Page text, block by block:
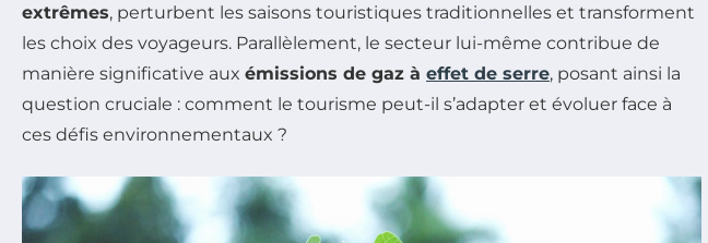
extrêmes, perturbent les saisons touristiques traditionnelles et transforment
les choix des voyageurs. Parallèlement, le secteur lui-même contribue de
manière significative aux émissions de gaz à effet de serre, posant ainsi la
question cruciale : comment le tourisme peut-il s’adapter et évoluer face à
ces défis environnementaux ?